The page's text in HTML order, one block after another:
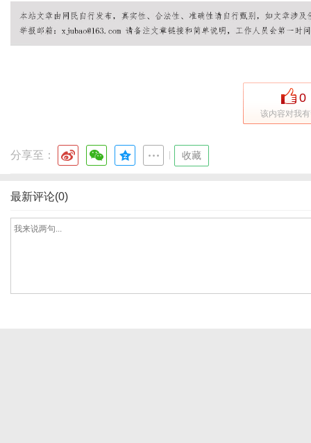
0
该内容对我
分享至： 收藏
最新评论(0)